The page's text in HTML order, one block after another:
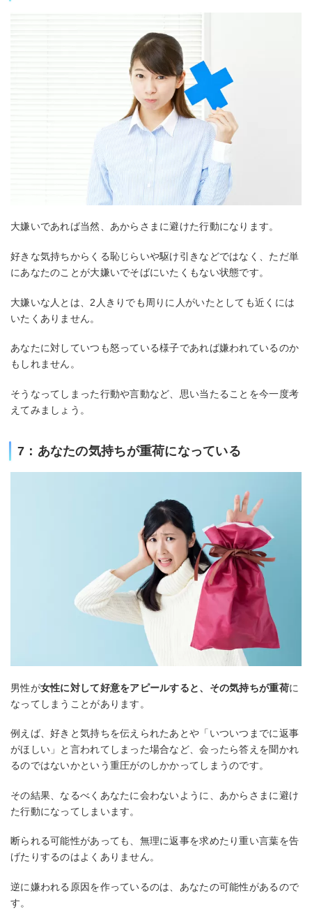
大嫌いであれば当然、あからさまに避けた行動になります。
好きな気持ちからくる恥じらいや駆け引きなどではなく、ただ単
にあなたのことが大嫌いでそばにいたくもない状態です。
大嫌いな人とは、2人きりでも周りに人がいたとしても近くには
いたくありません。
あなたに対していつも怒っている様子であれば嫌われているのか
もしれません。
そうなってしまった行動や言動など、思い当たることを今一度考
えてみましょう。
7：あなたの気持ちが重荷になっている
男性が女性に対して好意をアピールすると、その気持ちが重荷に
なってしまうことがあります。
例えば、好きと気持ちを伝えられたあとや「いついつまでに返事
がほしい」と言われてしまった場合など、会ったら答えを聞かれ
るのではないかという重圧がのしかかってしまうのです。
その結果、なるべくあなたに会わないように、あからさまに避け
た行動になってしまいます。
断られる可能性があっても、無理に返事を求めたり重い言葉を告
げたりするのはよくありません。
逆に嫌われる原因を作っているのは、あなたの可能性があるので
す。